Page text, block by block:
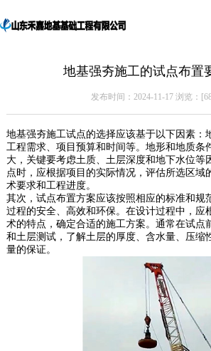
地基强夯施工的试点布置
发布时间：2024-11-17 浏览：[
地基强夯施工试点的选择应该基于以下因素：
工程需求、项目预算和时间等。地形和地质条
大，关键要考虑土质、土层深度和地下水位等
点时，应根据项目的实际情况，评估所选区域
术要求和工程进度。
其次，试点布置方案应该按照相应的标准和规
过程的安全、高效和环保。在设计过程中，应
术的特点，确定合适的施工方案。通常在试点
和土层测试，了解土层的厚度、含水量、压缩
量的保证。